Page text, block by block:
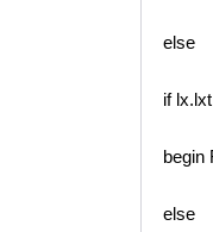
else
if
begin
else